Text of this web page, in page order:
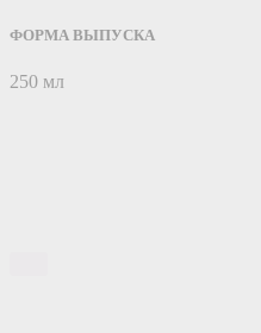
ФОРМА ВЫПУСКА
250 мл